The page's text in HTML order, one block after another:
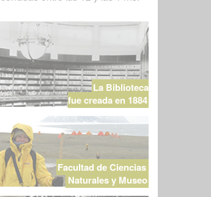
La Biblioteca
fue creada en 1884
Facultad de Ciencias
Naturales y Museo